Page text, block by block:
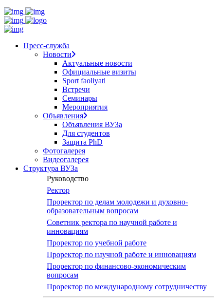
press
"Ctrl
+
This
content.
Пресс-служба
Новости
Актуальные новости
Официальные визиты
Sport faoliyati
Встречи
Семинары
Мероприятия
Объявления
Объявления ВУЗа
Для студентов
Защита PhD
Фотогалерея
Видеогалерея
Структура ВУЗа
Руководство
Ректор
Проректор по делам молодежи и духовно-
образовательным вопросам
Советник ректора по научной работе и
инновациям
Проректор по учебной работе
Проректор по научной работе и инновациям
Проректор по финансово-экономическим
вопросам
Проректор по международному сотрудничеству